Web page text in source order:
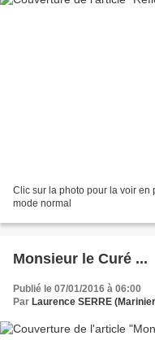
Clic sur la photo pour la voir en
mode normal
Monsieur le Curé ...
Publié le 07/01/2016 à 06:00
Par Laurence SERRE